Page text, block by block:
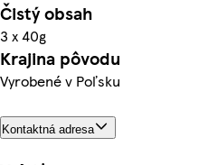
Čistý obsah
3 x 40g
Krajina pôvodu
Vyrobené v Poľsku
Kontaktná adresa